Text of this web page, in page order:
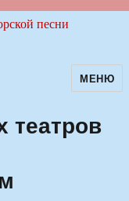
МЕНЮ
театров